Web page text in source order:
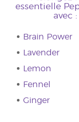
essentielle
avec :
Brain Power
Lavender
Lemon
Fennel
Ginger